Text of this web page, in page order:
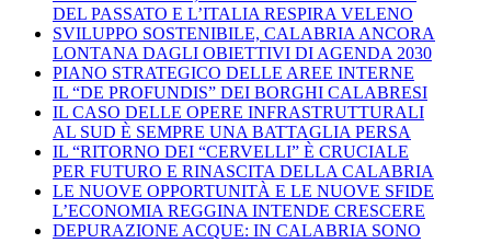
DEL PASSATO E L’ITALIA RESPIRA VELENO
SVILUPPO SOSTENIBILE, CALABRIA ANCORA
LONTANA DAGLI OBIETTIVI DI AGENDA 2030
PIANO STRATEGICO DELLE AREE INTERNE
IL “DE PROFUNDIS” DEI BORGHI CALABRESI
IL CASO DELLE OPERE INFRASTRUTTURALI
AL SUD È SEMPRE UNA BATTAGLIA PERSA
IL “RITORNO DEI “CERVELLI” È CRUCIALE
PER FUTURO E RINASCITA DELLA CALABRIA
LE NUOVE OPPORTUNITÀ E LE NUOVE SFIDE
L’ECONOMIA REGGINA INTENDE CRESCERE
DEPURAZIONE ACQUE: IN CALABRIA SONO